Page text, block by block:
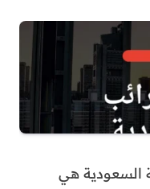
السعودية هي